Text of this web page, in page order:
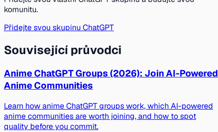
komunitu.
Přidejte svou skupinu ChatGPT
Související průvodci
Anime ChatGPT Groups (2026): Join AI-Powered
Anime Communities
Learn how anime ChatGPT groups work, which AI-powered
anime communities are worth joining, and how to spot
quality before you commit.